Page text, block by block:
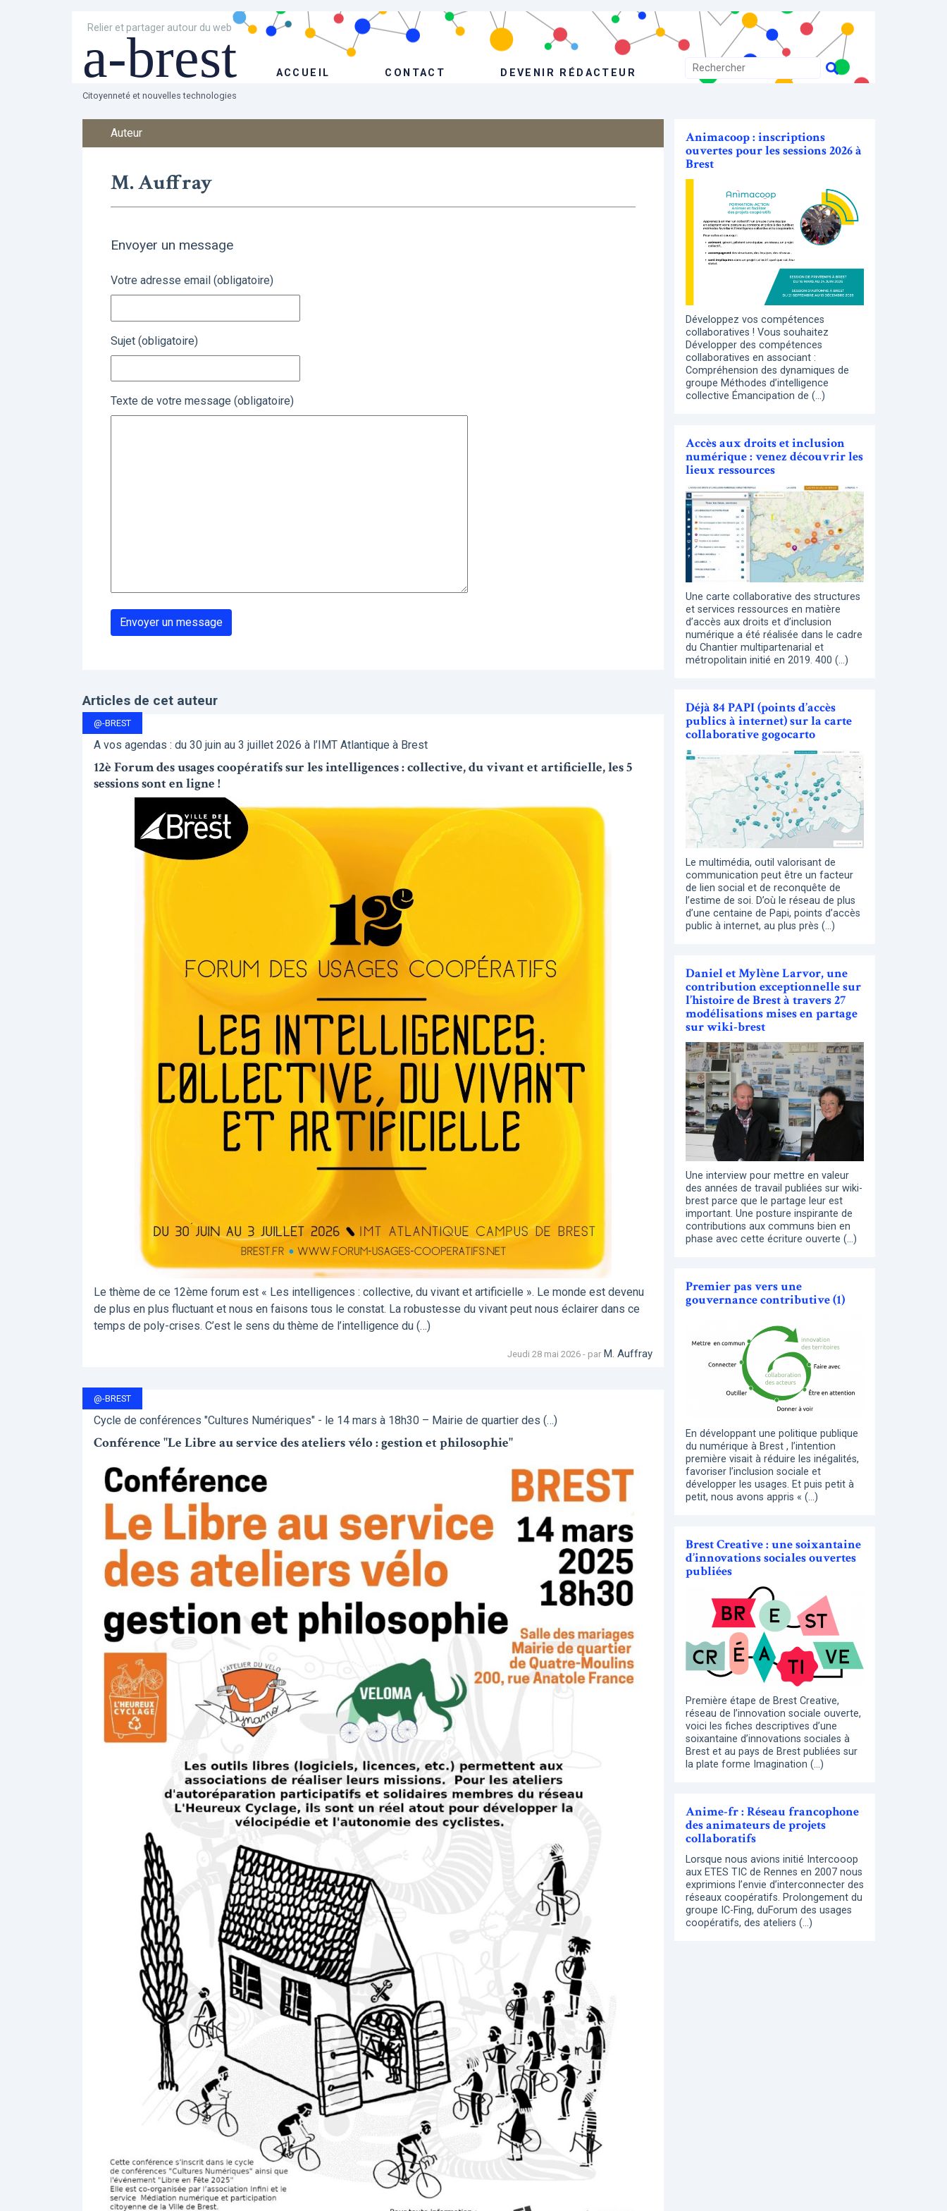
Relier et partager autour du web
a-brest ACCUEIL CONTACT DEVENIR RÉDACTEUR
Citoyenneté et nouvelles technologies
Auteur
M. Auffray
Envoyer un message
Votre adresse email (obligatoire)
Sujet (obligatoire)
Texte de votre message (obligatoire)
Articles de cet auteur
@-BREST
A vos agendas : du 30 juin au 3 juillet 2026 à l’IMT Atlantique à Brest
12è Forum des usages coopératifs sur les intelligences : collective, du vivant et artificielle, les 5
sessions sont en ligne !
Le thème de ce 12ème forum est « Les intelligences : collective, du vivant et artificielle ». Le monde est devenu
de plus en plus fluctuant et nous en faisons tous le constat. La robustesse du vivant peut nous éclairer dans ce
temps de poly-crises. C’est le sens du thème de l’intelligence du (…)
Jeudi 28 mai 2026 - par M. Auffray
@-BREST
Cycle de conférences "Cultures Numériques" - le 14 mars à 18h30 – Mairie de quartier des (…)
Conférence "Le Libre au service des ateliers vélo : gestion et philosophie"
Animacoop : inscriptions
ouvertes pour les sessions 2026 à
Brest
Développez vos compétences
collaboratives ! Vous souhaitez
Développer des compétences
collaboratives en associant :
Compréhension des dynamiques de
groupe Méthodes d’intelligence
collective Émancipation de (…)
Accès aux droits et inclusion
numérique : venez découvrir les
lieux ressources
Une carte collaborative des structures
et services ressources en matière
d’accès aux droits et d’inclusion
numérique a été réalisée dans le cadre
du Chantier multipartenarial et
métropolitain initié en 2019. 400 (…)
Déjà 84 PAPI (points d’accès
publics à internet) sur la carte
collaborative gogocarto
Le multimédia, outil valorisant de
communication peut être un facteur
de lien social et de reconquête de
l’estime de soi. D’où le réseau de plus
d’une centaine de Papi, points d’accès
public à internet, au plus près (…)
Daniel et Mylène Larvor, une
contribution exceptionnelle sur
l’histoire de Brest à travers 27
modélisations mises en partage
sur wiki-brest
Une interview pour mettre en valeur
des années de travail publiées sur wiki-
brest parce que le partage leur est
important. Une posture inspirante de
contributions aux communs bien en
phase avec cette écriture ouverte (…)
Premier pas vers une
gouvernance contributive (1)
En développant une politique publique
du numérique à Brest , l’intention
première visait à réduire les inégalités,
favoriser l’inclusion sociale et
développer les usages. Et puis petit à
petit, nous avons appris « (…)
Brest Creative : une soixantaine
d’innovations sociales ouvertes
publiées
Première étape de Brest Creative,
réseau de l’innovation sociale ouverte,
voici les fiches descriptives d’une
soixantaine d’innovations sociales à
Brest et au pays de Brest publiées sur
la plate forme Imagination (…)
Anime-fr : Réseau francophone
des animateurs de projets
collaboratifs
Lorsque nous avions initié Intercooop
aux ETES TIC de Rennes en 2007 nous
exprimions l’envie d’interconnecter des
réseaux coopératifs. Prolongement du
groupe IC-Fing, duForum des usages
coopératifs, des ateliers (…)